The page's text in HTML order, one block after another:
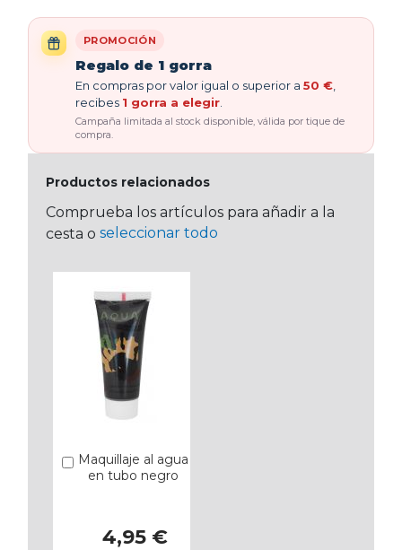
PROMOCIÓN
Regalo de 1 gorra
En compras por valor igual o superior a 50 €
recibes 1 gorra a elegir
Campaña limitada al stock disponible, válida por tique de
compra.
Productos relacionados
Comprueba los artículos para añadir a la
cesta o seleccionar todo
Maquillaje al agua
en tubo negro
4,95 €
Añadir